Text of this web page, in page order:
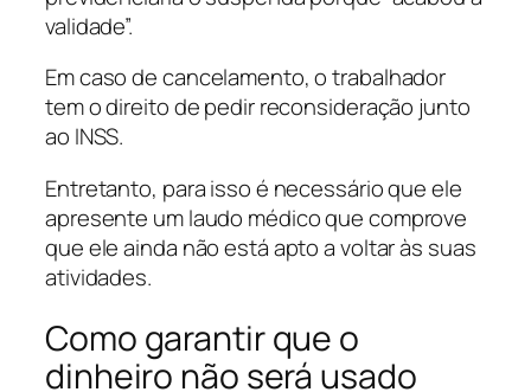
validade”.
Em caso de cancelamento, o trabalhador
tem o direito de pedir reconsideração junto
ao INSS.
Entretanto, para isso é necessário que ele
apresente um laudo médico que comprove
que ele ainda não está apto a voltar às suas
atividades.
Como garantir que o
dinheiro não será usado